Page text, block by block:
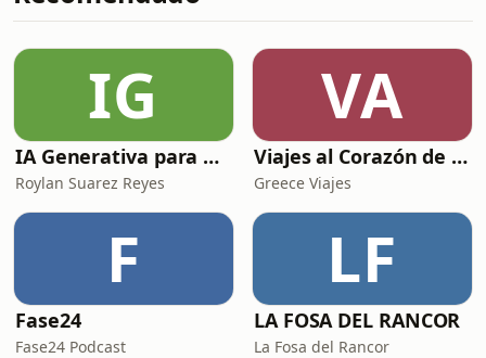
y también de sostener Meditacion
entregarte por completo a este
momento sin
IG
IA Generativa para No Techs
Roylan Suarez Reyes
VA
Viajes al Corazón de la Historia
Greece Viajes
F
Fase24
Fase24 Podcast
LF
LA FOSA DEL RANCOR
La Fosa del Rancor